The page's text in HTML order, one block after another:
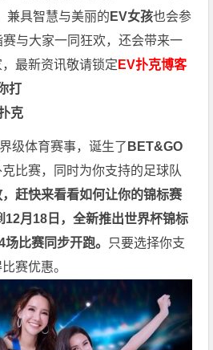
兼具智慧与美丽的 EV女孩也会参
与大家一同狂欢，还会带来一
最新资讯敬请锁定 EV扑克博客
打
克
体育赛事，诞生了 BET&GO
比赛，同时为你支持的足球队
赶快来看看如何让你的锦标赛
12月18日，全新推出世界杯锦标
比赛同步开跑。 只要选择你支
赛优惠。